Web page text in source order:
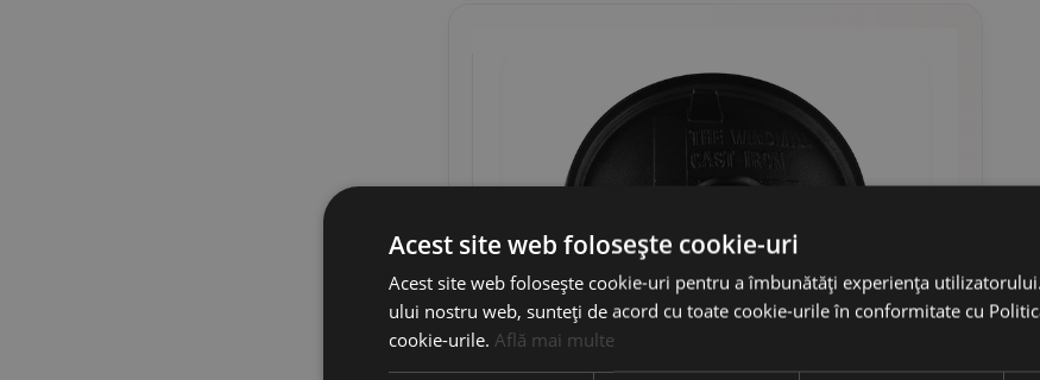
Acest site web folosește cookie-uri
Acest site web folosește cookie-uri pentru a îmbunătăți experiența
ului nostru web, sunteți de acord cu toate cookie-urile în conformitate cu
cookie-urile. Află mai multe